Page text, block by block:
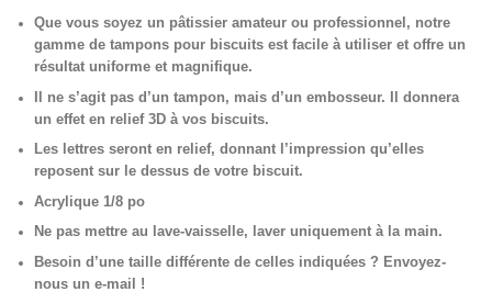
Que vous soyez un pâtissier amateur ou professionnel, notre
gamme de tampons pour biscuits est facile à utiliser et offre un
résultat uniforme et magnifique.
Il ne s’agit pas d’un tampon, mais d’un embosseur. Il donnera
un effet en relief 3D à vos biscuits.
Les lettres seront en relief, donnant l’impression qu’elles
reposent sur le dessus de votre biscuit.
Acrylique 1/8 po
Ne pas mettre au lave-vaisselle, laver uniquement à la main.
Besoin d’une taille différente de celles indiquées ? Envoyez-
nous un e-mail !